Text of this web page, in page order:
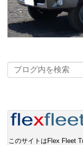
このサイトはFlex Fleet